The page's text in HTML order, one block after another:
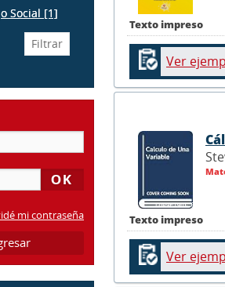
Social [1]
mi contraseña
Texto impreso
Ver
Texto impreso
Ver